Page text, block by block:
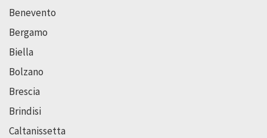
Benevento
Bergamo
Biella
Bolzano
Brescia
Brindisi
Caltanissetta